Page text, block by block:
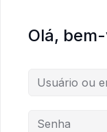
Olá,